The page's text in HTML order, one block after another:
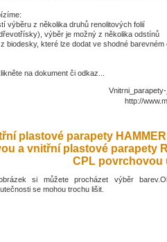
výběru z několika druhů renolitových folií
výběr je možný z několika odstínů
biodesky, které lze dodat ve shodné barevném
na dokument či odkaz...
http://
plastové parapety
a vnitřní plastové parapety
CPL povrchovou
si můžete procházet výběr
se mohou trochu lišit.